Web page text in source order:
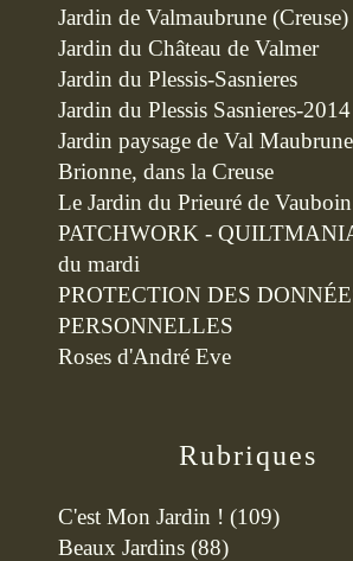
Rubriques
C'est Mon Jardin ! (109)
Beaux Jardins (88)
Jardin de Valmaubrune (Creuse)
Jardin du Château de Valmer
Jardin du Plessis-Sasnieres
Jardin du Plessis Sasnieres-2014
Jardin paysage de Val
Brionne, dans la Creuse
Le Jardin du Prieuré de Vauboin
PATCHWORK -
du mardi
PROTECTION DES
PERSONNELLES
Roses d'André Eve